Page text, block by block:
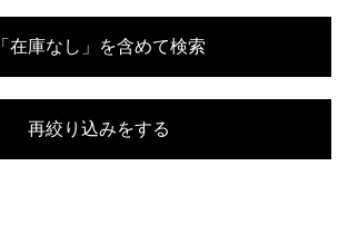
「在庫なし」を含めて検索
再絞り込みをする